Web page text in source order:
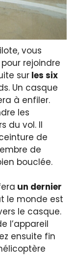
vous
rejoindre
sur les six
Un casque
à enfiler.
les
du vol. Il
de
de
bouclée.
un dernier
le monde est
le casque.
l’appareil
ensuite fin